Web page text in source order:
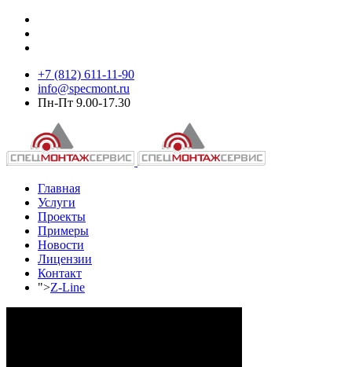
+7 (812) 611-11-90
info@specmont.ru
Пн-Пт 9.00-17.30
Главная
Услуги
Проекты
Примеры
Новости
Лицензии
Контакт
">Z-Line